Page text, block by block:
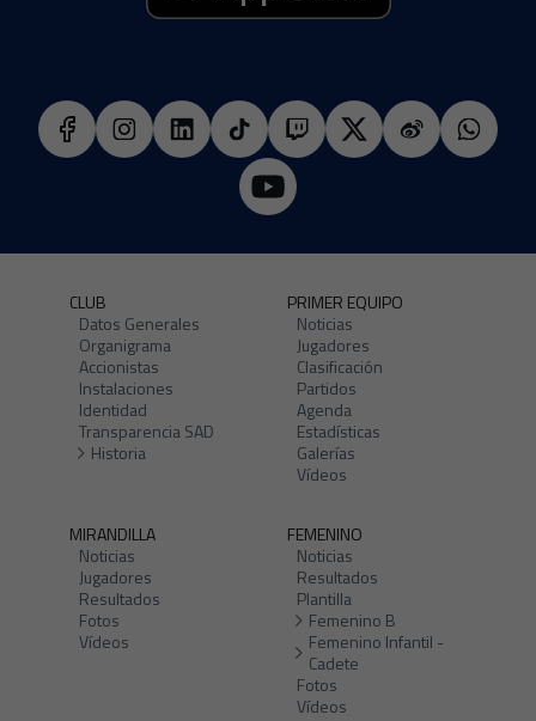
CLUB
Datos Generales
Organigrama
Accionistas
Instalaciones
Identidad
Transparencia SAD
Historia
PRIMER EQUIPO
Noticias
Jugadores
Clasificación
Partidos
Agenda
Estadísticas
Galerías
Vídeos
MIRANDILLA
Noticias
Jugadores
Resultados
Fotos
Vídeos
FEMENINO
Noticias
Resultados
Plantilla
Femenino B
Femenino Infantil -
Cadete
Fotos
Vídeos